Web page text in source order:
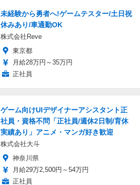
未経験から勇者へ!ゲームテスター/土日祝
休みあり/車通勤OK
株式会社Reve
東京都
月給28万円～35万円
正社員
ゲーム向けUIデザイナーアシスタント正
社員・資格不問「正社員/週休2日制/育休
実績あり」アニメ・マンガ好き歓迎
株式会社大斗
神奈川県
月給29万2,500円～54万円
正社員